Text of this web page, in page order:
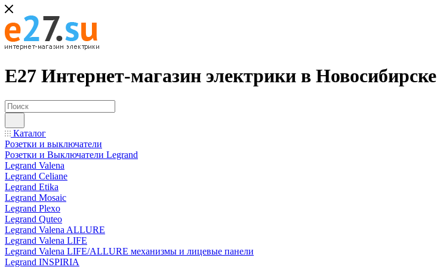
Е27 Интернет-магазин электрики в Новосибирске
Каталог
Розетки и выключатели
Розетки и Выключатели Legrand
Legrand Valena
Legrand Celiane
Legrand Etika
Legrand Mosaic
Legrand Plexo
Legrand Quteo
Legrand Valena ALLURE
Legrand Valena LIFE
Legrand Valena LIFE/ALLURE механизмы и лицевые панели
Legrand INSPIRIA